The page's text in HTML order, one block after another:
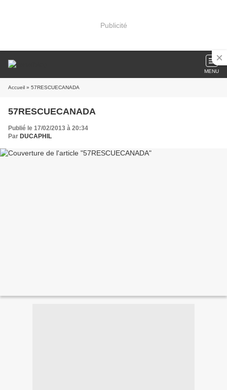
Publicité
MENU
Accueil » 57RESCUECANADA
57RESCUECANADA
Publié le 17/02/2013 à 20:34
Par DUCAPHIL